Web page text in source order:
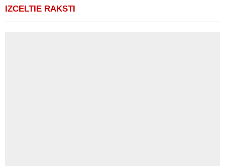
IZCELTIE RAKSTI